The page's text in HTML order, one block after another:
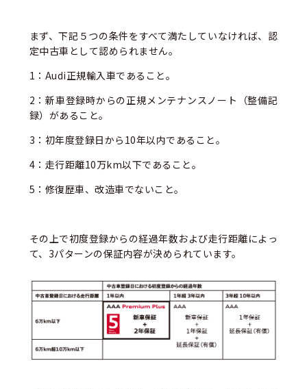
まず、下記５つの条件をすべて満たしていなければ、認
定中古車として認められません。
1：Audi正規輸入車であること。
2：新車登録時からの正規メンテナンスノート（整備記
録）があること。
3：初年度登録日から10年以内であること。
4：走行距離10万km以下であること。
5：修復歴車、改造車でないこと。
その上で初度登録からの経過年数および走行距離によっ
て、3パターンの保証内容が決められています。